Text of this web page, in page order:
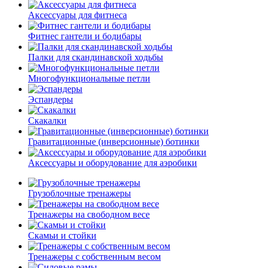
Аксессуары для фитнеса
Фитнес гантели и бодибары
Палки для скандинавской ходьбы
Многофункциональные петли
Эспандеры
Скакалки
Гравитационные (инверсионные) ботинки
Аксессуары и оборудование для аэробики
Грузоблочные тренажеры
Тренажеры на свободном весе
Скамьи и стойки
Тренажеры с собственным весом